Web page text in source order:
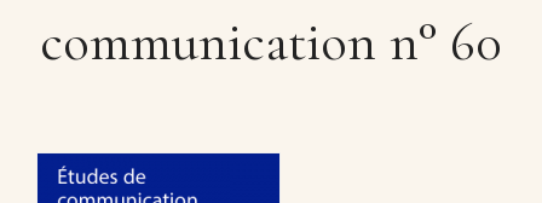
communication n° 60